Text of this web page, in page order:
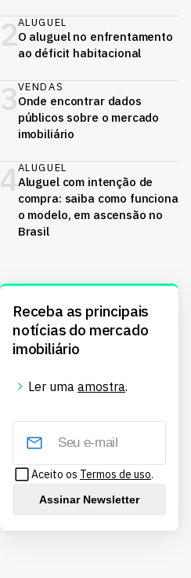
2ALUGUEL
O aluguel no enfrentamento
ao déficit habitacional
3VENDAS
Onde encontrar dados
públicos sobre o mercado
imobiliário
4ALUGUEL
Aluguel com intenção de
compra: saiba como funciona
o modelo, em ascensão no
Brasil
Receba as principais
notícias do mercado
imobiliário
Ler uma amostra.
Aceito os Termos de uso.
Assinar Newsletter